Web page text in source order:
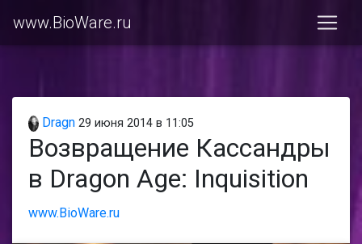
www.BioWare.ru
Dragn 29 июня 2014 в 11:05
Возвращение Кассандры
в Dragon Age: Inquisition
www.BioWare.ru